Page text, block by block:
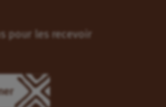
pour les recevoir